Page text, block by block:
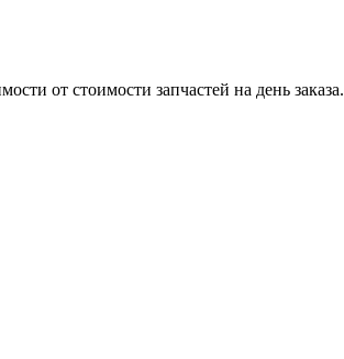
от стоимости запчастей на день заказа.